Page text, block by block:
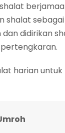
shalat
didirikan
harian